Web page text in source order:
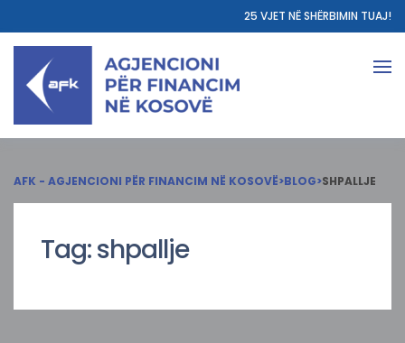
25 VJET NË SHËRBIMIN TUAJ!
AFK - AGJENCIONI PËR FINANCIM NË KOSOVË>BLOG>SHPALLJE
Tag:shpallje